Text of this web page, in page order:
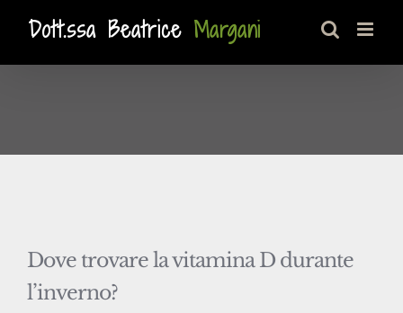
contenuto
Dove trovare la vitamina D durante
l’inverno?